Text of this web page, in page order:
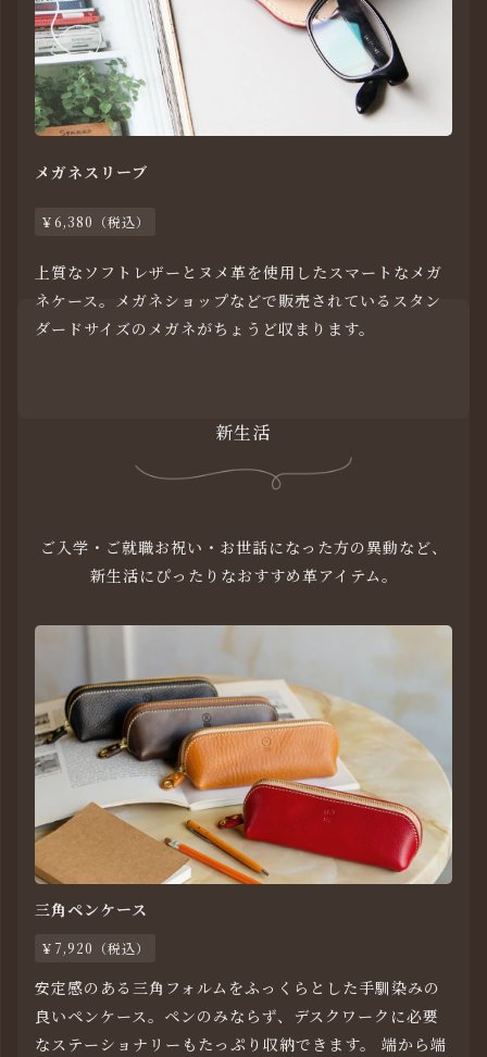
メガネスリーブ
￥6,380（税込）
上質なソフトレザーとヌメ革を使用したスマートなメガ
ネケース。メガネショップなどで販売されているスタン
ダードサイズのメガネがちょうど収まります。
新生活
ご入学・ご就職お祝い・お世話になった方の異動など、
新生活にぴったりなおすすめ革アイテム。
三角ペンケース
￥7,920（税込）
安定感のある三角フォルムをふっくらとした手馴染みの
良いペンケース。ペンのみならず、デスクワークに必要
なステーショナリーもたっぷり収納できます。 端から端